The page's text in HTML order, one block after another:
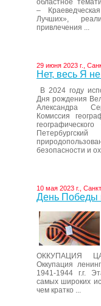
областное
–
Лучших»,
привлечения ...
29 июня 2023 г.,
Нет, весь Я
В 2024 году
Дня рождения
Александра
Комиссия
безопасности и
10 мая 2023 г.,
День Победы
ОККУПАЦИЯ
Оккупация
1941-1944 г.г.
самых широких
чем кратко ...